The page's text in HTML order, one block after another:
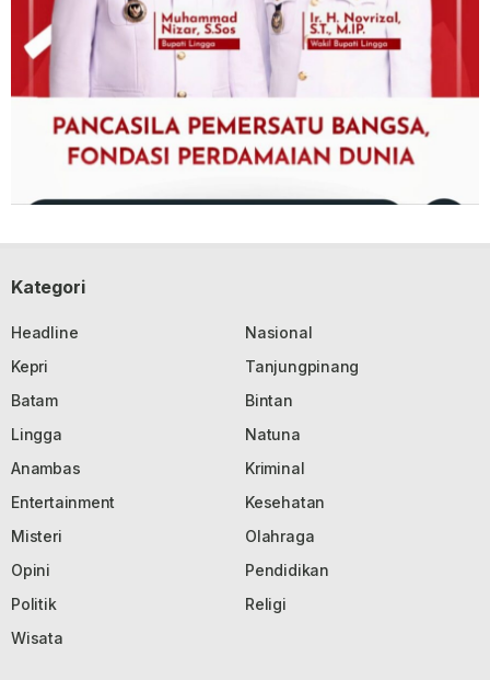
Kategori
Headline
Nasional
Kepri
Tanjungpinang
Batam
Bintan
Lingga
Natuna
Anambas
Kriminal
Entertainment
Kesehatan
Misteri
Olahraga
Opini
Pendidikan
Politik
Religi
Wisata